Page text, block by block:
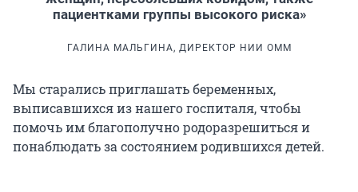
пациентками группы высокого риска»
ГАЛИНА МАЛЬГИНА, ДИРЕКТОР НИИ ОММ
Мы старались приглашать беременных,
выписавшихся из нашего госпиталя, чтобы
помочь им благополучно родоразрешиться и
понаблюдать за состоянием родившихся детей.